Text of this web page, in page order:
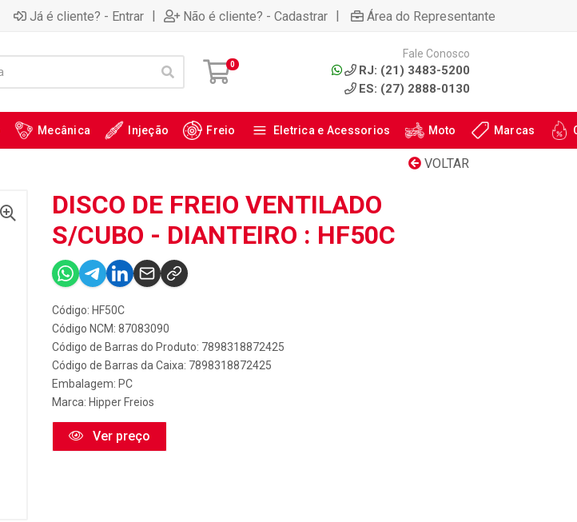
Já é cliente? - Entrar | Não é cliente? - Cadastrar | Área do Representante
0
Fale Conosco
RJ: (21) 3483-5200
ES: (27) 2888-0130
Mecânica Injeção Freio Eletrica e Acessorios Moto Marcas
VOLTAR
DISCO DE FREIO VENTILADO
S/CUBO - DIANTEIRO : HF50C
Código: HF50C
Código NCM: 87083090
Código de Barras do Produto: 7898318872425
Código de Barras da Caixa: 7898318872425
Embalagem: PC
Marca: Hipper Freios
Ver preço